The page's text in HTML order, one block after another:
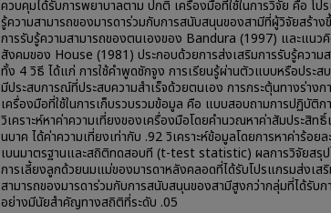
ควบคุมได้รับการพยาบาลตาม ปกติ เครื่องมือที่ใช้ในการวิจัย คือ โป
รู้ความสามารถของมารดาร่วมกับการสนับสนุนของสามีที่ผู้วิจัยสร้า
การรับรู้ความสามารถของตนเองของ Bandura (1997) และแนว
สังคมของ House (1981) ประกอบด้วยการส่งเสริมการรับรู้ความ
ทั้ง 4 วิธี ได้แก่ การใช้คำพูดชักจูง การเรียนรู้ผ่านตัวแบบหรือประ
มีประสบการณ์ที่ประสบความสำเร็จด้วยตนเอง การกระตุ้นทางร่าง
เครื่องมือที่ใช้ในการเก็บรวบรวมข้อมูล คือ แบบสอบถามการปฏิบัติ
วิเคราะห์หาค่าความเที่ยงของเครื่องมือโดยคำนวณหาค่าสัมประสิท
นบาค ได้ค่าความเที่ยงเท่ากับ .92 วิเคราะห์ข้อมูลโดยการหาค่าร้อย
เบนมาตรฐานและสถิติทดสอบที (t-test statistic) ผลการวิจัยสรุ
การเลี้ยงลูกด้วยนมแม่ของมารดาหลังคลอดที่ได้รับโปรแกรมส่งเส
สามารถของมารดาร่วมกับการสนับสนุนของสามีสูงกว่ากลุ่มที่ได้รับ
อย่างมีนัยสำคัญทางสถิติที่ระดับ .05